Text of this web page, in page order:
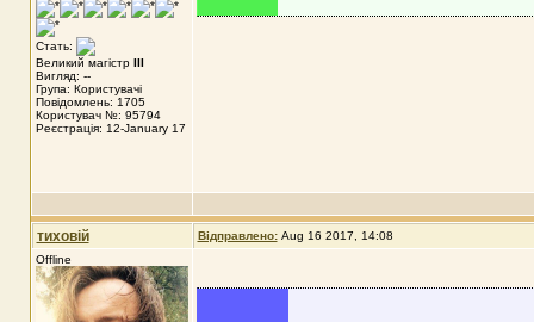
Стать:
Великий магістр III
Вигляд: --
Група: Користувачі
Повідомлень: 1705
Користувач №: 95794
Реєстрація: 12-January 17
тиховій Відправлено: Aug 16 2017, 14:08
Offline